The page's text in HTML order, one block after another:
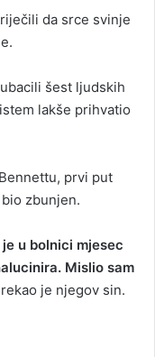
da srce svinje
šest ljudskih
lakše prihvatio
prvi put
zbunjen.
u bolnici mjesec
Mislio sam
rekao je njegov sin.